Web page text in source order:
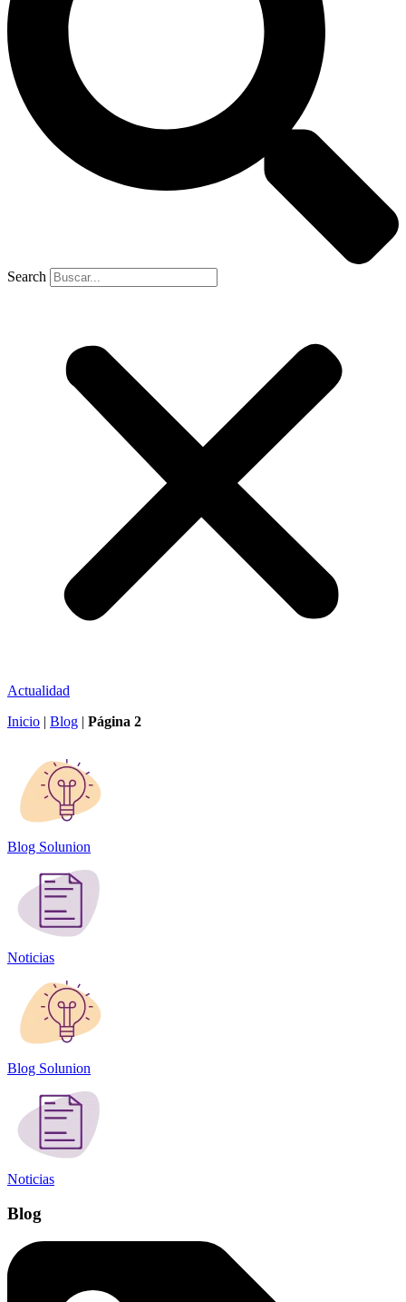
Search
Actualidad
Inicio | Blog | Página 2
Blog Solunion
Noticias
Blog Solunion
Noticias
Blog